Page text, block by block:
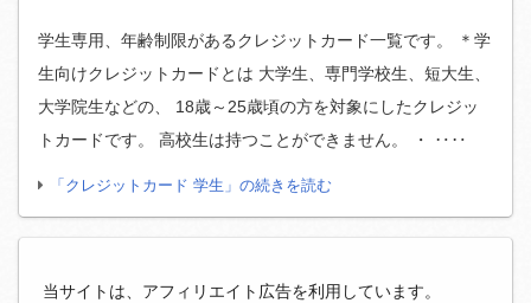
学生専用、年齢制限があるクレジットカード一覧です。 ＊学
生向けクレジットカードとは 大学生、専門学校生、短大生、
大学院生などの、 18歳～25歳頃の方を対象にしたクレジッ
トカードです。 高校生は持つことができません。 ・ ‥‥
「クレジットカード 学生」の続きを読む
当サイトは、アフィリエイト広告を利用しています。